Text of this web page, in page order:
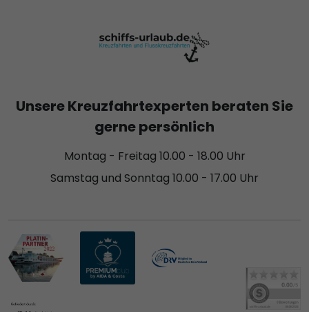
Unsere Kreuzfahrtexperten beraten Sie
gerne persönlich
Montag - Freitag 10.00 - 18.00 Uhr
Samstag und Sonntag 10.00 - 17.00 Uhr